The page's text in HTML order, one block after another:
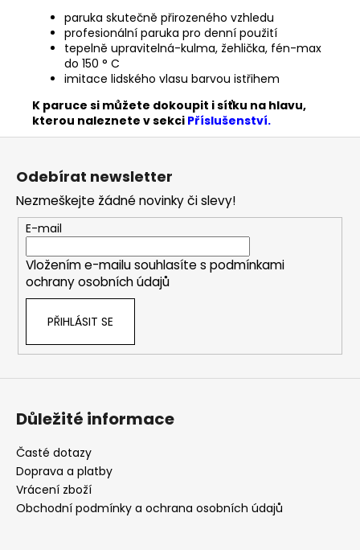
paruka skutečně přirozeného vzhledu
profesionální paruka pro denní použití
tepelně upravitelná-kulma, žehlička, fén-max
do 150 ° C
imitace lidského vlasu barvou istřihem
K paruce si můžete dokoupit i síťku na hlavu,
kterou naleznete v sekci Příslušenství.
Z
Odebírat newsletter
Nezmeškejte žádné novinky či slevy!
E-mail
Vložením e-mailu souhlasíte s podmínkami
ochrany osobních údajů
PŘIHLÁSIT SE
Důležité informace
Časté dotazy
Doprava a platby
Vrácení zboží
Obchodní podmínky a ochrana osobních údajů